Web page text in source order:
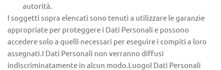
autorità.
I soggetti sopra elencati sono tenuti a utilizzare le garanzie
appropriate per proteggere i Dati Personali e possono
accedere solo a quelli necessari per eseguire i compiti a loro
assegnati.I Dati Personali non verranno diffusi
indiscriminatamente in alcun modo.LuogoI Dati Personali